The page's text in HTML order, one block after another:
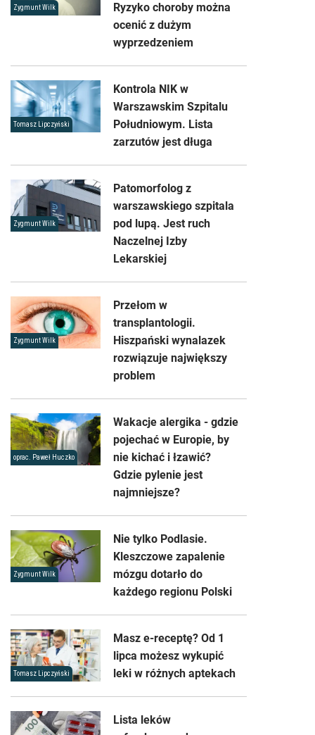
Zygmunt Wilk
Ryzyko choroby można
ocenić z dużym
wyprzedzeniem
Tomasz Lipczyński
Kontrola NIK w
Warszawskim Szpitalu
Południowym. Lista
zarzutów jest długa
Zygmunt Wilk
Patomorfolog z
warszawskiego szpitala
pod lupą. Jest ruch
Naczelnej Izby
Lekarskiej
Zygmunt Wilk
Przełom w
transplantologii.
Hiszpański wynalazek
rozwiązuje największy
problem
oprac. Paweł Huczko
Wakacje alergika - gdzie
pojechać w Europie, by
nie kichać i łzawić?
Gdzie pylenie jest
najmniejsze?
Zygmunt Wilk
Nie tylko Podlasie.
Kleszczowe zapalenie
mózgu dotarło do
każdego regionu Polski
Tomasz Lipczyński
Masz e-receptę? Od 1
lipca możesz wykupić
leki w różnych aptekach
Lista leków